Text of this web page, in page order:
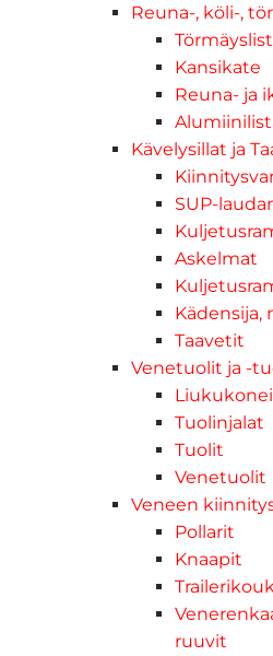
Reuna-, köli-,
Kansikate
Reuna- ja
Kävelysillat ja
SUP-
Askelmat
Kädensija,
Taavetit
Venetuolit ja -
Tuolinjalat
Tuolit
Venetuolit
Veneen
Pollarit
Knaapit
ruuvit